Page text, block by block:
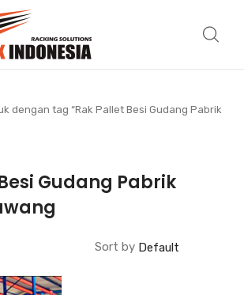
dengan tag “Rak Pallet Besi Gudang Pabrik
Gudang Pabrik
Sort by